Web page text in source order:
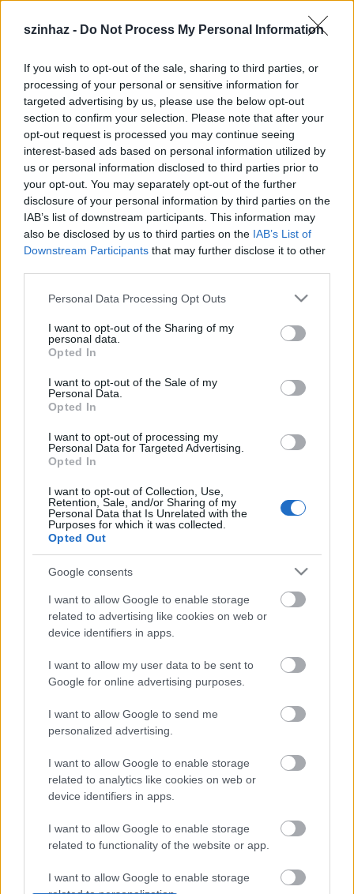
szinhaz - Do Not Process My Personal Information
If you wish to opt-out of the sale, sharing to third parties, or
processing of your personal or sensitive information for
targeted advertising by us, please use the below opt-out
section to confirm your selection. Please note that after your
opt-out request is processed you may continue seeing
interest-based ads based on personal information utilized by
us or personal information disclosed to third parties prior to
your opt-out. You may separately opt-out of the further
disclosure of your personal information by third parties on the
IAB’s list of downstream participants. This information may
also be disclosed by us to third parties on the IAB’s List of
Downstream Participants that may further disclose it to other
Please note that this website/app uses one or more Google
not limited to your visit or usage behaviour. You may click to
grant or deny consent to Google and its third-party tags to
use your data for below specified purposes in below Google
consent section.
Personal Data Processing Opt Outs
I want to opt-out of the Sharing of my
personal data.
Opted In
I want to opt-out of the Sale of my
Personal Data.
Opted In
I want to opt-out of processing my
Personal Data for Targeted Advertising.
Opted In
I want to opt-out of Collection, Use,
Retention, Sale, and/or Sharing of my
Personal Data that Is Unrelated with the
Purposes for which it was collected.
Opted Out
Google consents
I want to allow Google to enable storage
related to advertising like cookies on web or
device identifiers in apps.
I want to allow my user data to be sent to
Google for online advertising purposes.
I want to allow Google to send me
personalized advertising.
I want to allow Google to enable storage
related to analytics like cookies on web or
device identifiers in apps.
I want to allow Google to enable storage
related to functionality of the website or app.
I want to allow Google to enable storage
Mihályi Gáborúgy látja, hogy Amerikában sokan
energiával jelent meg a hagyomány. Úgy gondolom,
ha egy tradíció ilyen módon képes hatni, az az
identitását vesztett nézőt, legyen akár ír vagy szlovák
bevándorló, a saját hagyománya felé fordítja."
A műsor kapcsán elmondta, hogy erős igény van
néptánckincset a lehető legmodernebb, a mai
közönség számára befogadható, azonosulásra
koncertügynökség azonban konzervatívabb
kiállítású programot igényelt. Jó szívvel vittük a
Magyar rapszódiát, amely a tánchagyomány
tekintetében, zeneileg és dramaturgiailag is
Az együttes tagjai az ünnepeket az év végéig otthon
töltik. A jövő év elején ugyanakkor visszatérnek a
Szarvasének-előadásaik lesznek. Februárban pedig
elkezdenek a következő bemutatón dolgozni,